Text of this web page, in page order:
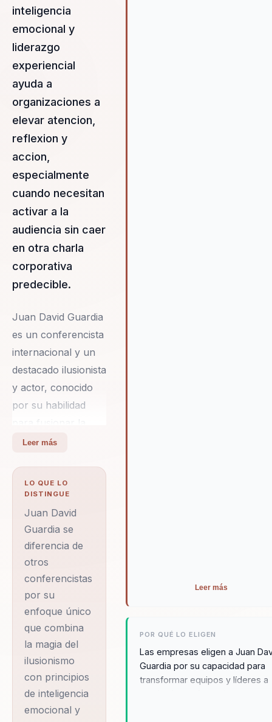
inteligencia
emocional y
liderazgo
experiencial
ayuda a
organizaciones a
elevar atencion,
reflexion y
accion,
especialmente
cuando necesitan
activar a la
audiencia sin caer
en otra charla
corporativa
predecible.
Juan David Guardia
es un conferencista
internacional y un
destacado ilusionista
y actor, conocido
por su habilidad
magia con
inteligencia
emocional y
liderazgo efectivo. A
lo largo de más de
15 años de carrera,
ha realizado más de
1000
presentaciones en
12 países,
impactando a
audiencias de
contextos. Su
capacidad para
Leer más
LO QUE LO
DISTINGUE
Juan David
Guardia se
diferencia de
otros
conferencistas
por su
enfoque único
que combina
la magia del
ilusionismo
con principios
de inteligencia
emocional y
Leer más
POR QUÉ LO ELIGEN
Las empresas eligen a Juan
Guardia por su capacidad para
transformar equipos y líderes a